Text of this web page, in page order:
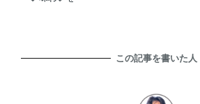
この記事を書いた人